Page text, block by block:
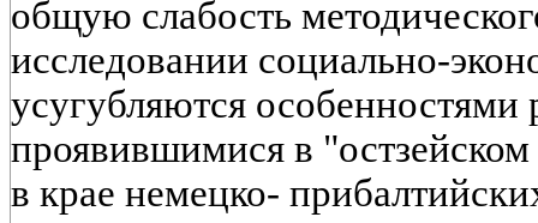
общую слабость
исследовании социально-
усугубляются особенностями
проявившимися в
в крае немецко-